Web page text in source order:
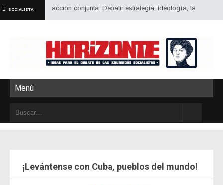
SOCIALISTA!
y la acción conjunta. Debatir estrategia, ideología, táctica y
Menú
¡Levántense con Cuba, pueblos del mundo!